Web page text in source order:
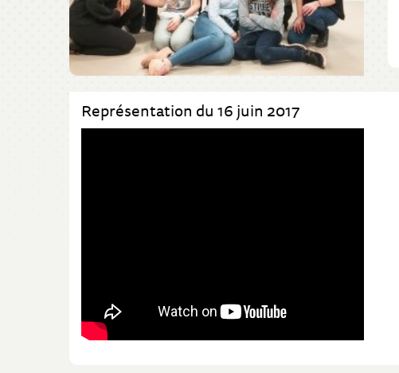
Représentation du 16 juin 2017